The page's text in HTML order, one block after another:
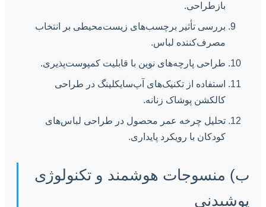
بازطراحی.
بررسی تأثیر برچسب‌های زیست‌محیطی بر انتخاب
مصرف‌کننده لباس.
طراحی پارچه‌های نوین با قابلیت کمپوست‌پذیری.
استفاده از تکنیک‌های آپ‌سایکلینگ در طراحی
کالکشن پوشاک زنانه.
تحلیل چرخه عمر محصول در طراحی لباس‌های
کودکان با رویکرد پایداری.
ب) منسوجات هوشمند و تکنولوژی
پوشیدنی